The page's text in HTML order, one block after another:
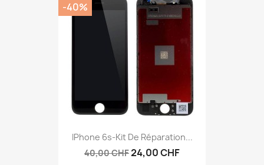
IPhone 6s-Kit De Réparation...
40,00 CHF24,00 CHF
-40%